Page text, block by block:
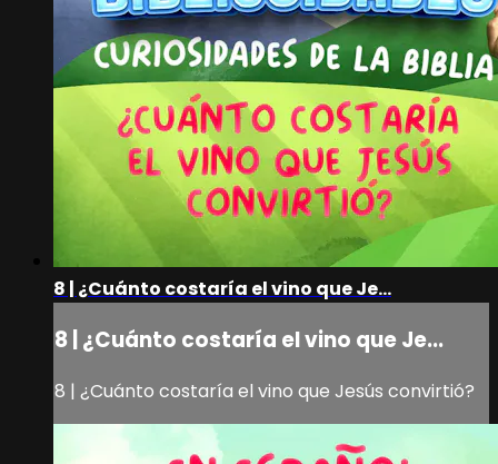
8 | ¿Cuánto costaría el vino que Je...
8 | ¿Cuánto costaría el vino que Je...
8 | ¿Cuánto costaría el vino que Jesús convirtió?